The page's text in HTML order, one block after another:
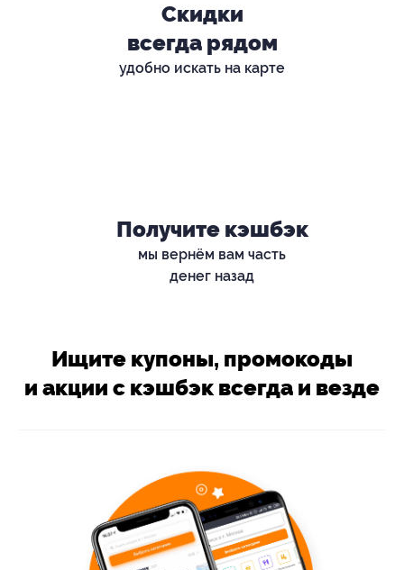
Скидки
всегда рядом
удобно искать на карте
Получите кэшбэк
мы вернём вам часть
денег назад
Ищите купоны, промокоды
и акции с кэшбэк всегда и везде